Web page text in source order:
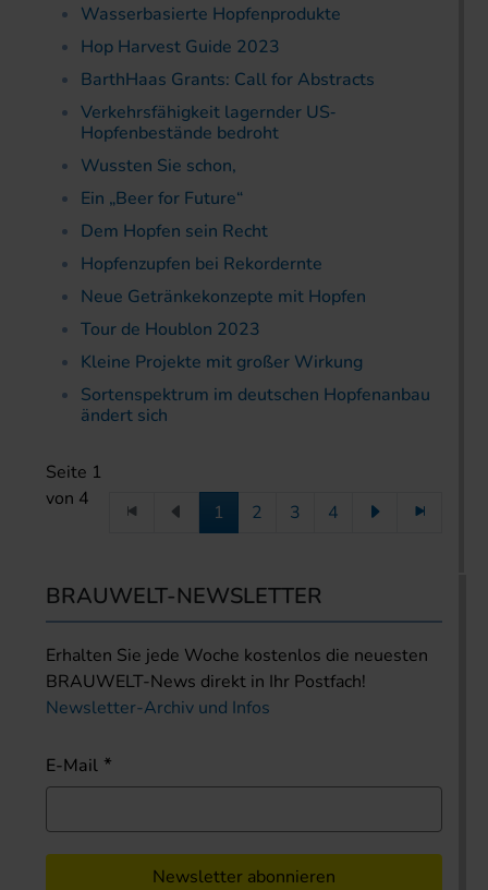
Wasserbasierte Hopfenprodukte
Hop Harvest Guide 2023
BarthHaas Grants: Call for Abstracts
Verkehrsfähigkeit lagernder US‐
Hopfenbestände bedroht
Wussten Sie schon,
Ein „Beer for Future“
Dem Hopfen sein Recht
Hopfenzupfen bei Rekordernte
Neue Getränkekonzepte mit Hopfen
Tour de Houblon 2023
Kleine Projekte mit großer Wirkung
Sortenspektrum im deutschen Hopfenanbau
ändert sich
Seite 1
von 4
1 2 3 4
BRAUWELT-NEWSLETTER
Erhalten Sie jede Woche kostenlos die neuesten
BRAUWELT-News direkt in Ihr Postfach!
Newsletter-Archiv und Infos
E-Mail
Newsletter abonnieren